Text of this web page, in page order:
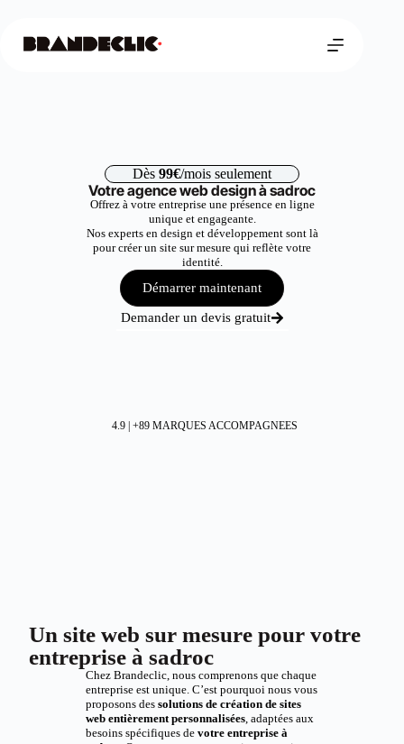
Dès 99€/mois seulement
Votre agence web design à sadroc
Offrez à votre entreprise une présence en ligne
unique et engageante.
Nos experts en design et développement sont là
pour créer un site sur mesure qui reflète votre
identité.
Démarrer maintenant
Demander un devis gratuit
4.9 | +89 MARQUES ACCOMPAGNEES
Un site web sur mesure pour votre
entreprise à sadroc
Chez Brandeclic, nous comprenons que chaque
entreprise est unique. C’est pourquoi nous vous
proposons des solutions de création de sites
web entièrement personnalisées, adaptées aux
besoins spécifiques de votre entreprise à